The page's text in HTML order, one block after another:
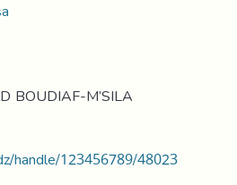
BOUDIAF-M’SILA
handle/123456789/48023